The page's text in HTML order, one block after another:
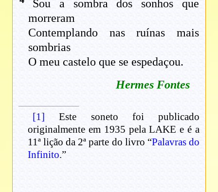
Sou a sombra dos sonhos que
morreram
Contemplando nas ruínas mais
sombrias
O meu castelo que se espedaçou.
Hermes Fontes
[1] Este soneto foi publicado
originalmente em 1935 pela LAKE e é a
11ª lição da 2ª parte do livro “Palavras do
Infinito.”